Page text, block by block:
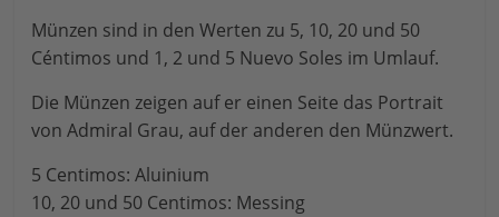
Münzen sind in den Werten zu 5, 10, 20 und 50
Céntimos und 1, 2 und 5 Nuevo Soles im Umlauf.
Die Münzen zeigen auf er einen Seite das Portrait
von Admiral Grau, auf der anderen den Münzwert.
5 Centimos: Aluinium
10, 20 und 50 Centimos: Messing